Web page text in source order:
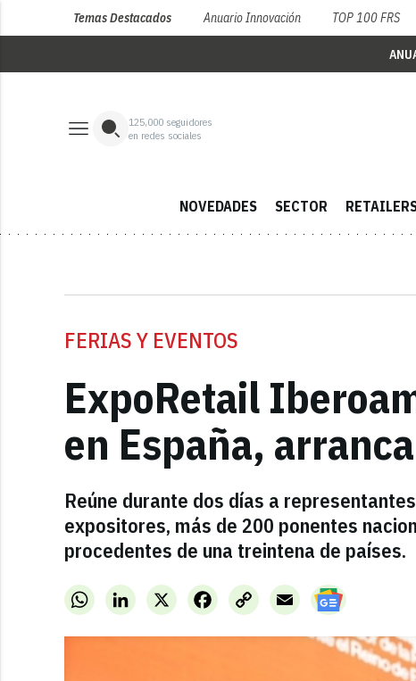
Temas Destacados Anuario Innovación TOP 100 FRS
125,000 seguidores
en redes sociales
NOVEDADES SECTOR
FERIAS Y EVENTOS
ExpoRetail
en España,
Reúne durante dos días a
expositores, más de 200 ponentes
procedentes de una treintena de países.
WhatsAppLinkedInX FacebookCopy
Link
Email